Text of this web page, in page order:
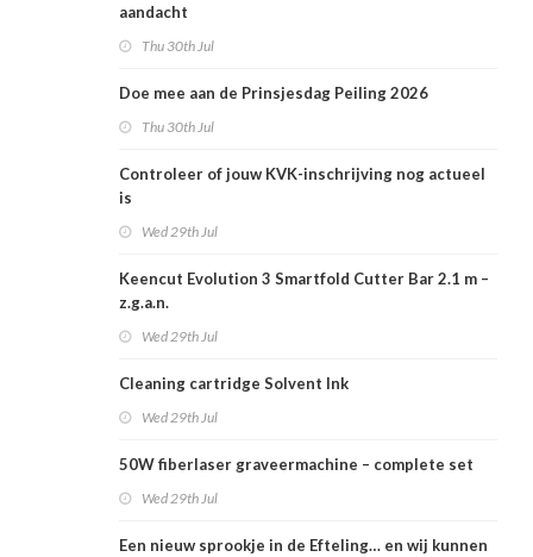
aandacht
Thu 30th Jul
Doe mee aan de Prinsjesdag Peiling 2026
Thu 30th Jul
Controleer of jouw KVK-inschrijving nog actueel
is
Wed 29th Jul
Keencut Evolution 3 Smartfold Cutter Bar 2.1 m –
z.g.a.n.
Wed 29th Jul
Cleaning cartridge Solvent Ink
Wed 29th Jul
50W fiberlaser graveermachine – complete set
Wed 29th Jul
Een nieuw sprookje in de Efteling… en wij kunnen